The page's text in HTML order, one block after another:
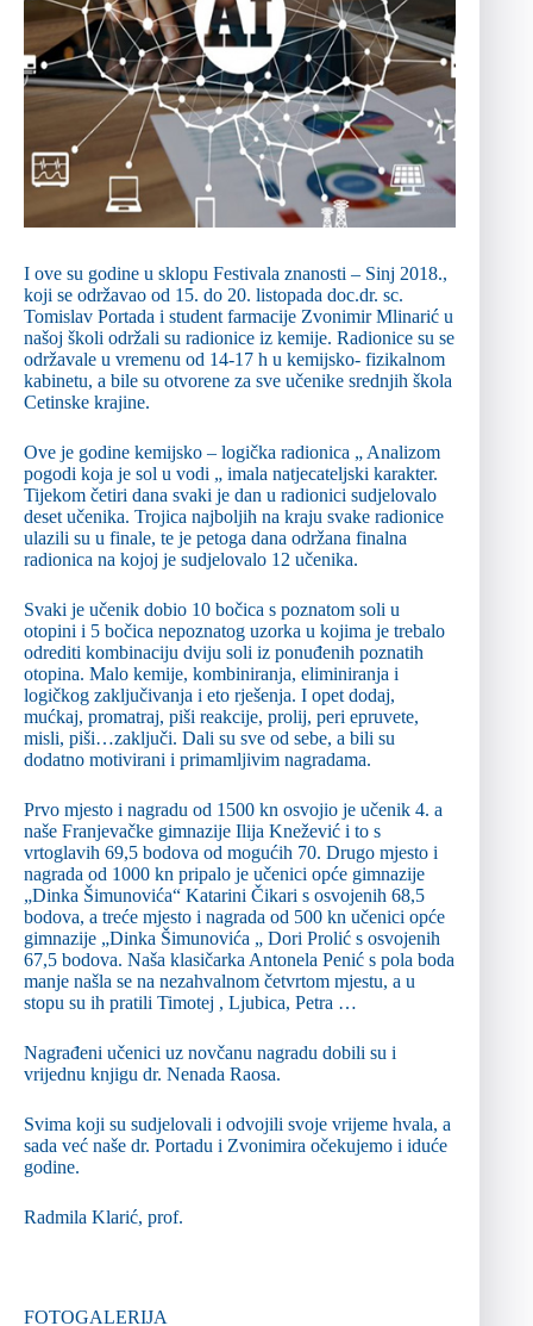
I ove su godine u sklopu Festivala znanosti – Sinj 2018.,
koji se održavao od 15. do 20. listopada doc.dr. sc.
Tomislav Portada i student farmacije Zvonimir Mlinarić u
našoj školi održali su radionice iz kemije. Radionice su se
održavale u vremenu od 14-17 h u kemijsko- fizikalnom
kabinetu, a bile su otvorene za sve učenike srednjih škola
Cetinske krajine.
Ove je godine kemijsko – logička radionica „ Analizom
pogodi koja je sol u vodi „ imala natjecateljski karakter.
Tijekom četiri dana svaki je dan u radionici sudjelovalo
deset učenika. Trojica najboljih na kraju svake radionice
ulazili su u finale, te je petoga dana održana finalna
radionica na kojoj je sudjelovalo 12 učenika.
Svaki je učenik dobio 10 bočica s poznatom soli u
otopini i 5 bočica nepoznatog uzorka u kojima je trebalo
odrediti kombinaciju dviju soli iz ponuđenih poznatih
otopina. Malo kemije, kombiniranja, eliminiranja i
logičkog zaključivanja i eto rješenja. I opet dodaj,
mućkaj, promatraj, piši reakcije, prolij, peri epruvete,
misli, piši…zaključi. Dali su sve od sebe, a bili su
dodatno motivirani i primamljivim nagradama.
Prvo mjesto i nagradu od 1500 kn osvojio je učenik 4. a
naše Franjevačke gimnazije Ilija Knežević i to s
vrtoglavih 69,5 bodova od mogućih 70. Drugo mjesto i
nagrada od 1000 kn pripalo je učenici opće gimnazije
„Dinka Šimunovića“ Katarini Čikari s osvojenih 68,5
bodova, a treće mjesto i nagrada od 500 kn učenici opće
gimnazije „Dinka Šimunovića „ Dori Prolić s osvojenih
67,5 bodova. Naša klasičarka Antonela Penić s pola boda
manje našla se na nezahvalnom četvrtom mjestu, a u
stopu su ih pratili Timotej , Ljubica, Petra …
Nagrađeni učenici uz novčanu nagradu dobili su i
vrijednu knjigu dr. Nenada Raosa.
Svima koji su sudjelovali i odvojili svoje vrijeme hvala, a
sada već naše dr. Portadu i Zvonimira očekujemo i iduće
godine.
Radmila Klarić, prof.
FOTOGALERIJA